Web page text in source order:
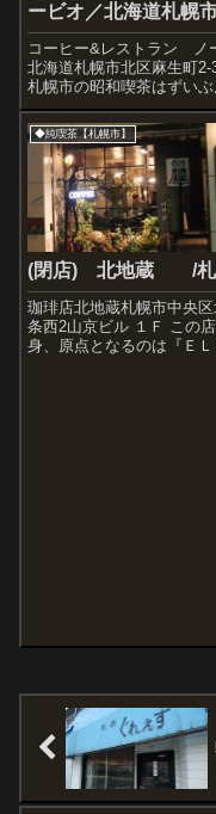
ービオ／北海道札幌
コーヒー&レストラン ノ
北海道札幌市北区麻生町2-
札幌市の昭和喫茶はずいぶ
くなってしまいました。
ち、サンローゼや北地蔵
パイン館などが無くなる日
るなんて以前は思いもよら
ったことですから。そんな
このノー...
◆純喫茶【札幌市】
(閉店) 北地蔵 /札
珈琲店北地蔵札幌市中央区
条西2山京ビル １Ｆ この
身、原点となるのは『ＥＬ